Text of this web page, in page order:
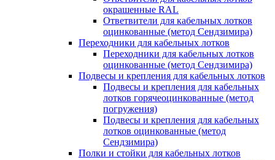
окрашенные RAL
Ответвители для кабельных лотков
оцинкованные (метод Сендзимира)
Переходники для кабельных лотков
Переходники для кабельных лотков
оцинкованные (метод Сендзимира)
Подвесы и крепления для кабельных лотков
Подвесы и крепления для кабельных
лотков горячеоцинкованные (метод
погружения)
Подвесы и крепления для кабельных
лотков оцинкованные (метод
Сендзимира)
Полки и стойки для кабельных лотков